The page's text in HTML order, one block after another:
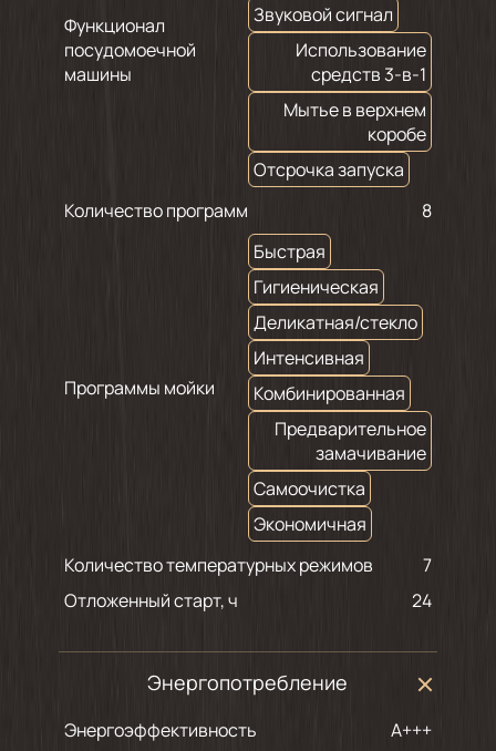
Функционал
посудомоечной
машины
Звуковой сигнал
Использование
средств 3-в-1
Мытье в верхнем
коробе
Отсрочка запуска
Количество программ
8
Программы мойки
Быстрая
Гигиеническая
Деликатная/стекло
Интенсивная
Комбинированная
Предварительное
замачивание
Самоочистка
Экономичная
Количество температурных режимов
7
Отложенный старт, ч
24
Энергопотребление
Энергоэффективность
A+++